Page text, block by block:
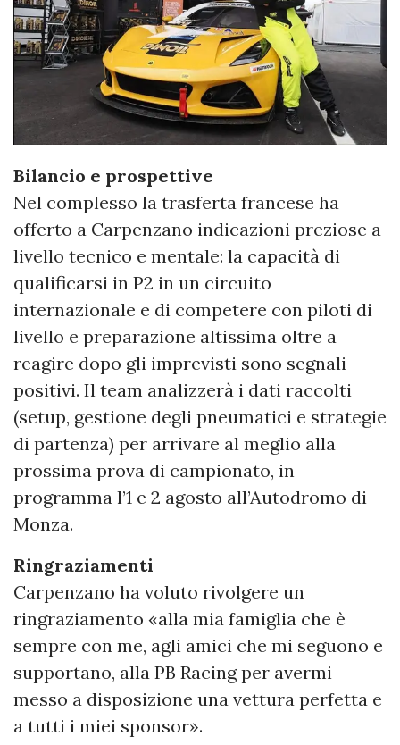
Bilancio e prospettive
Nel complesso la trasferta francese ha
offerto a Carpenzano indicazioni preziose a
livello tecnico e mentale: la capacità di
qualificarsi in P2 in un circuito
internazionale e di competere con piloti di
livello e preparazione altissima oltre a
reagire dopo gli imprevisti sono segnali
positivi. Il team analizzerà i dati raccolti
(setup, gestione degli pneumatici e strategie
di partenza) per arrivare al meglio alla
prossima prova di campionato, in
programma l’1 e 2 agosto all’Autodromo di
Monza.
Ringraziamenti
Carpenzano ha voluto rivolgere un
ringraziamento «alla mia famiglia che è
sempre con me, agli amici che mi seguono e
supportano, alla PB Racing per avermi
messo a disposizione una vettura perfetta e
a tutti i miei sponsor».